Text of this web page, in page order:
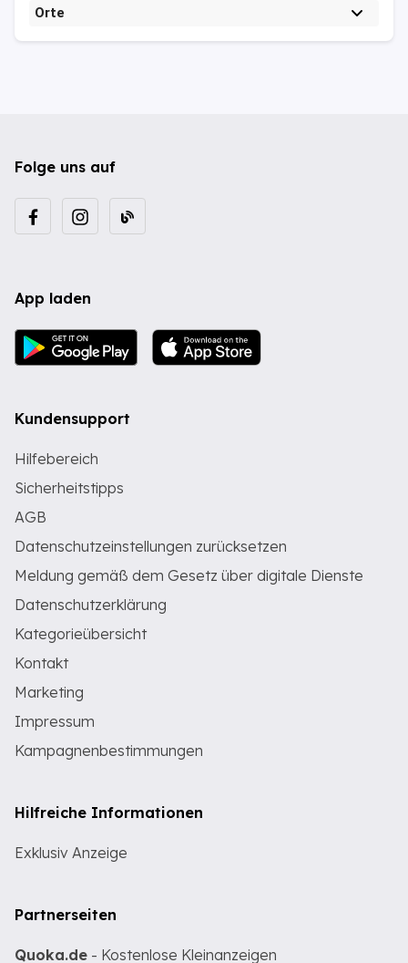
Orte
Folge uns auf
App laden
Kundensupport
Hilfebereich
Sicherheitstipps
AGB
Datenschutzeinstellungen zurücksetzen
Meldung gemäß dem Gesetz über digitale Dienste
Datenschutzerklärung
Kategorieübersicht
Kontakt
Marketing
Impressum
Kampagnenbestimmungen
Hilfreiche Informationen
Exklusiv Anzeige
Partnerseiten
Quoka.de - Kostenlose Kleinanzeigen